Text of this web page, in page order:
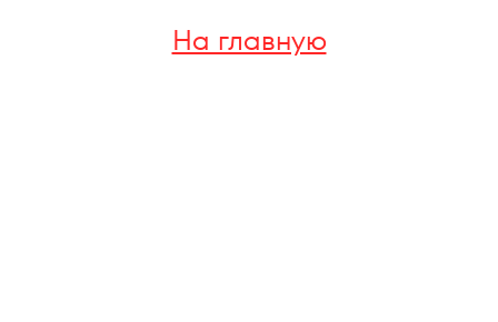
На главную